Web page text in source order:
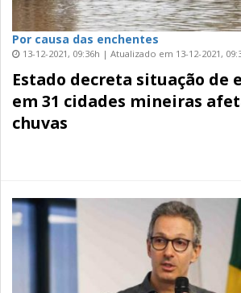
Por causa das enchentes
13-12-2021, 09:36h | Atualizado em 13-12-2021,
Estado decreta situação de
em 31 cidades mineiras
chuvas